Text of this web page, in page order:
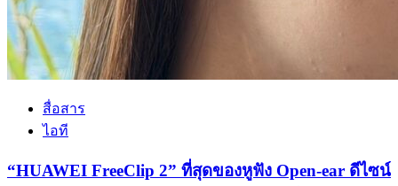
สื่อสาร
ไอที
“HUAWEI FreeClip 2” ที่สุดของหูฟัง Open-ear ดีไซน์